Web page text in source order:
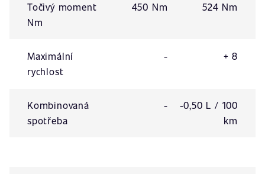
Točivý moment
Nm
450 Nm 524 Nm
Maximální
rychlost
- + 8
Kombinovaná
spotřeba
-
-0,50 L / 100
km